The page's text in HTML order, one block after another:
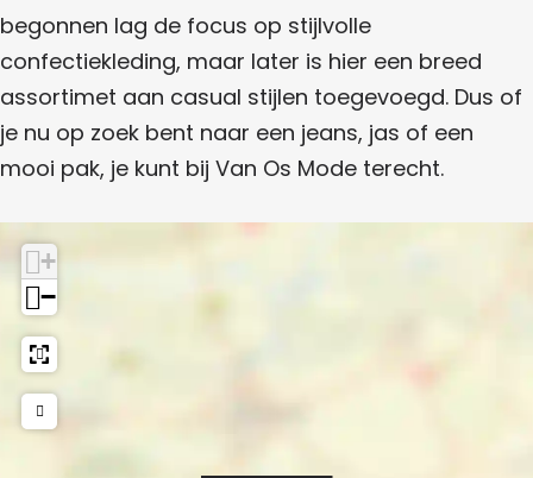
begonnen lag de focus op stijlvolle
confectiekleding, maar later is hier een breed
assortimet aan casual stijlen toegevoegd. Dus of
je nu op zoek bent naar een jeans, jas of een
mooi pak, je kunt bij Van Os Mode terecht.
+
−